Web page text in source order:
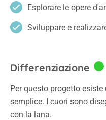
Esplorare le opere
Sviluppare e
Differenziazione
Per questo progetto
semplice. I cuori sono
con la lana.